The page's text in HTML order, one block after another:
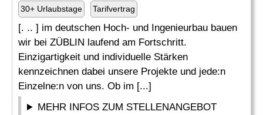
30+ Urlaubstage Tarifvertrag
[. .. ] im deutschen Hoch- und Ingenieurbau bauen
wir bei ZÜBLIN laufend am Fortschritt.
Einzigartigkeit und individuelle Stärken
kennzeichnen dabei unsere Projekte und jede:n
Einzelne:n von uns. Ob im [...]
MEHR INFOS ZUM STELLENANGEBOT